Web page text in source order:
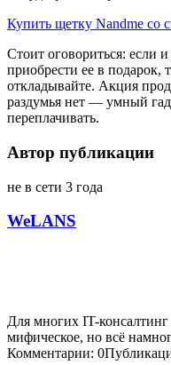
Купить щетку Nandme со
Стоит оговориться: если
приобрести ее в подарок,
откладывайте. Акция
раздумья нет — умный
переплачивать.
Автор публикации
не в сети 3 года
WeLANS
Для многих IT-
мифическое, но всё
Комментарии: 0